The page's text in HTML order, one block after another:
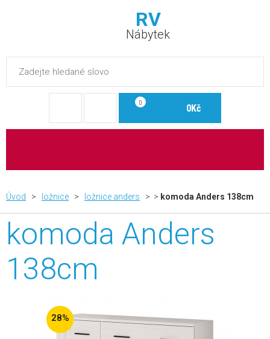
RV
Nábytek
0 0Kč
Úvod > ložnice > ložnice anders > > komoda Anders 138cm
komoda Anders
138cm
28%